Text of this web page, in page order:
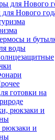
Нового
и
воды
готовки на
и